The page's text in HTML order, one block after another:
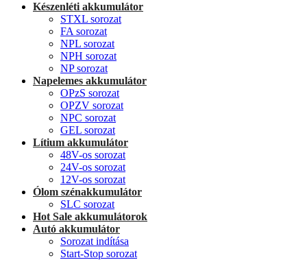
Készenléti akkumulátor
STXL sorozat
FA sorozat
NPL sorozat
NPH sorozat
NP sorozat
Napelemes akkumulátor
OPzS sorozat
OPZV sorozat
NPC sorozat
GEL sorozat
Lítium akkumulátor
48V-os sorozat
24V-os sorozat
12V-os sorozat
Ólom szénakkumulátor
SLC sorozat
Hot Sale akkumulátorok
Autó akkumulátor
Sorozat indítása
Start-Stop sorozat